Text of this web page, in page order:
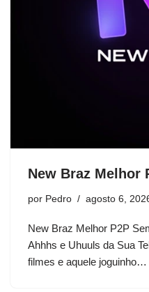
New Braz Melhor
por Pedro agosto 6,
New Braz Melhor P2P
Ahhhs e Uhuuls da Sua
filmes e aquele joguinho…